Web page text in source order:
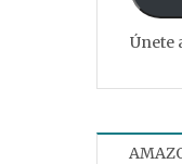
Únete